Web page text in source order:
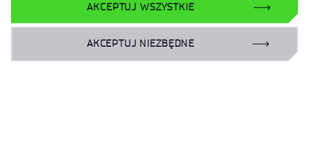
AKCEPTUJ WSZYSTKIE
AKCEPTUJ NIEZBĘDNE